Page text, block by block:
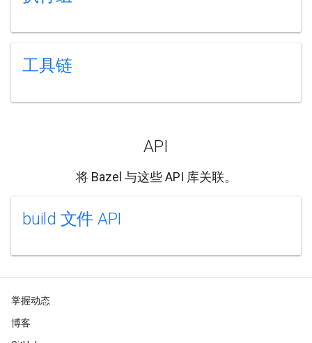
工具链
API
将 Bazel 与这些 API 库关联。
build 文件 API
掌握动态
博客